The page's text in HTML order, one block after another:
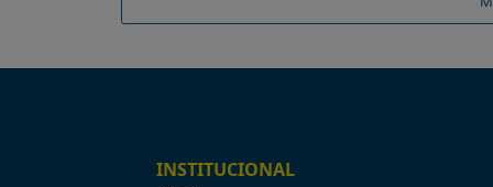
INSTITUCIONAL